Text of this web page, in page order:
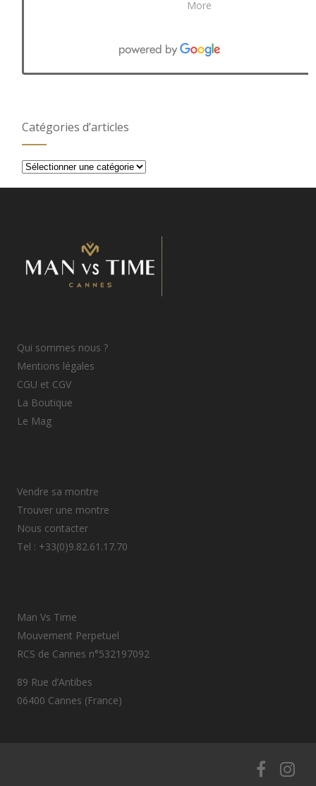
More
Catégories d’articles
Catégories
Qui sommes nous ?
Mentions légales
CGU et CGV
La Boutique
Le Mag
Vendre sa montre
Trouver une montre
Nous contacter
Tel : +33(0)9.82.61.17.70
Man Vs Time
Mouvement Perpetuel
RCS de Cannes n°532197092
89 Rue d’Antibes
06400 Cannes (France)